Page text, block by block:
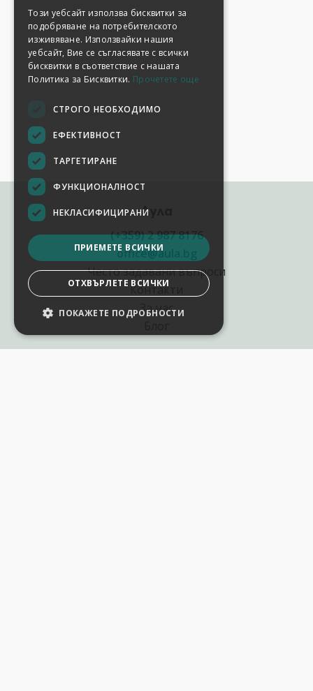
Аула
(+359) 2 987 8176
office@aula.bg
Често задавани въпроси
Контакти
За нас
Този уебсайт използва бисквитки за
подобряване на потребителското
изживяване. Използвайки нашия
уебсайт, Вие се съгласявате с всички
бисквитки в съответствие с нашата
Политика за Бисквитки. Прочетете още
СТРОГО НЕОБХОДИМО
ЕФЕКТИВНОСТ
ТАРГЕТИРАНЕ
ФУНКЦИОНАЛНОСТ
НЕКЛАСИФИЦИРАНИ
ПРИЕМЕТЕ ВСИЧКИ
ОТХВЪРЛЕТЕ ВСИЧКИ
ПОКАЖЕТЕ ПОДРОБНОСТИ